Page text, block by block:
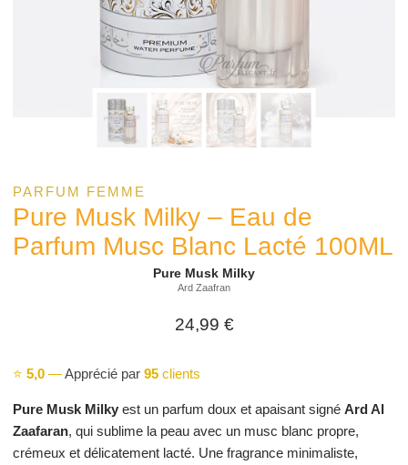
PARFUM FEMME
Pure Musk Milky – Eau de
Parfum Musc Blanc Lacté 100ML
Pure Musk Milky
Ard Zaafran
24,99 €
⭐ 5,0—Apprécié par 95clients
Pure Musk Milkyest un parfum doux et apaisant signé Ard Al
Zaafaran, qui sublime la peau avec un musc blanc propre,
crémeux et délicatement lacté. Une fragrance minimaliste,